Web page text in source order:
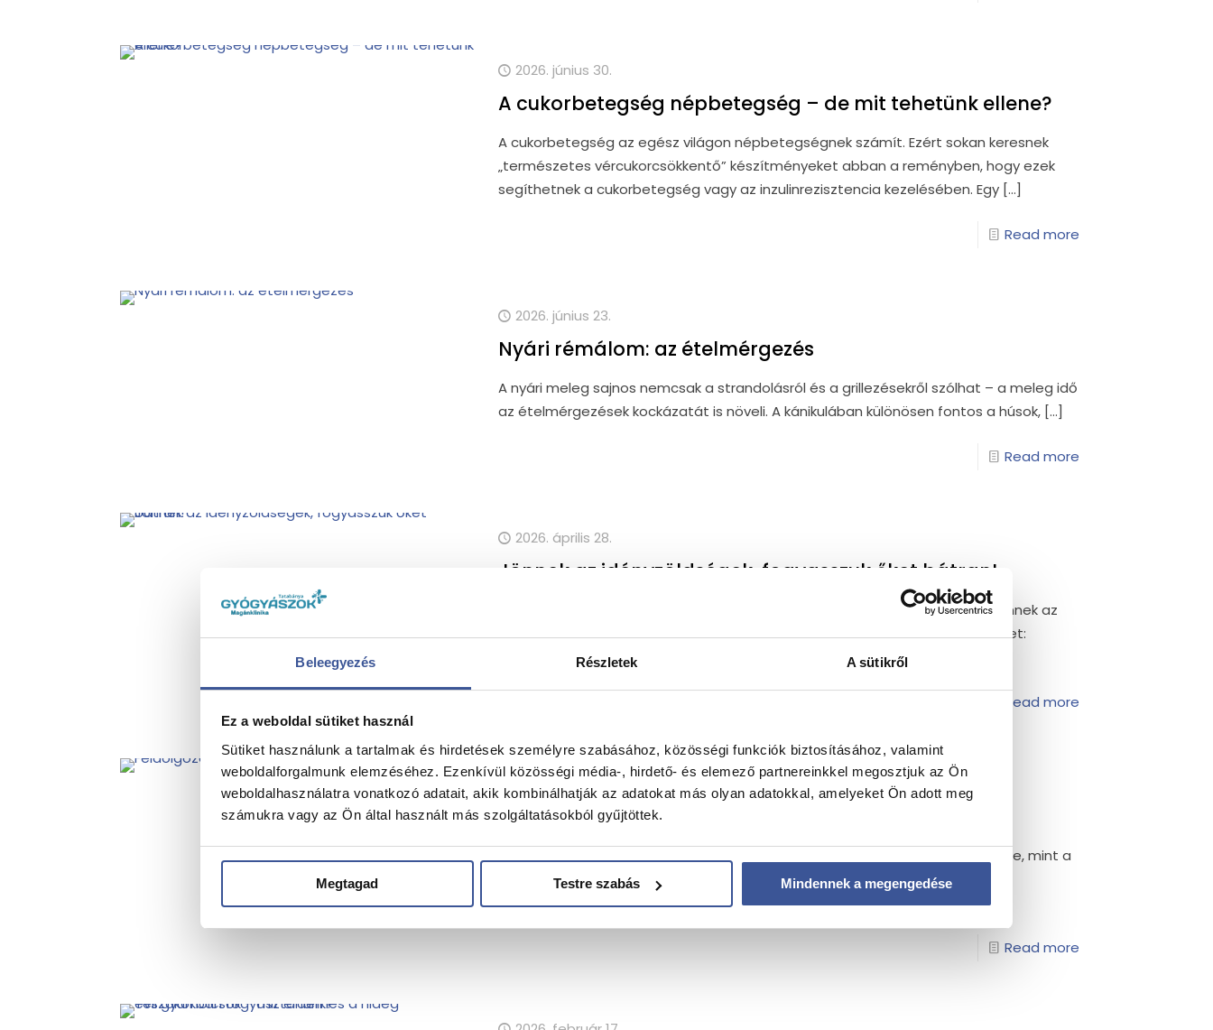
Beleegyezés Részletek A sütikről
Ez a weboldal sütiket használ
Sütiket használunk a tartalmak és hirdetések személyre szabásához, közösségi funkciók biztosításához, valamint
weboldalforgalmunk elemzéséhez. Ezenkívül közösségi média-, hirdető- és elemező partnereinkkel megosztjuk az Ön
weboldalhasználatra vonatkozó adatait, akik kombinálhatják az adatokat más olyan adatokkal, amelyeket Ön adott meg
számukra vagy az Ön által használt más szolgáltatásokból gyűjtöttek.
Megtagad Testre szabás Mindennek a megengedése
2026. június 30.
A cukorbetegség népbetegség – de mit tehetünk ellene?
A cukorbetegség az egész világon népbetegségnek számít. Ezért sokan keresnek
„természetes vércukorcsökkentő” készítményeket abban a reményben, hogy ezek
segíthetnek a cukorbetegség vagy az inzulinrezisztencia kezelésében. Egy[…]
Read more
2026. június 23.
Nyári rémálom: az ételmérgezés
A nyári meleg sajnos nemcsak a strandolásról és a grillezésekről szólhat – a meleg idő
az ételmérgezések kockázatát is növeli. A kánikulában különösen fontos a húsok,[…]
Read more
2026. április 28.
Jönnek az idényzöldségek, fogyasszuk őket bátran!
A tavasz csalhatatlan jele, hogy az áruházak polcain és a piacokon megjelennek az
idényzöldségek és -gyümölcsök. Mutatjuk, miért érdemes fogyasztanunk őket:
Medvehagyma: a tavasz első hírnöke,
Read more
2026. március 24.
Feldolgozott élelmiszer – az új közellenség
A #WHO szerint a felvágottak épp olyan veszélyesek lehetnek az egészségre, mint a
dohányzás. A Nemzetközi Rákkutatási Ügynökség is hasonlóan vélekedik az
ultrafeldolgozott élelmiszerekről. Ez a[…]
Read more